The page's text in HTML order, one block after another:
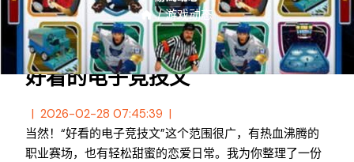
/ 游戏动态
好看的电子竞技文
2026-02-28 07:45:39
当然！“好看的电子竞技文”这个范围很广，有热血沸腾的
职业赛场，也有轻松甜蜜的恋爱日常。我为你整理了一份